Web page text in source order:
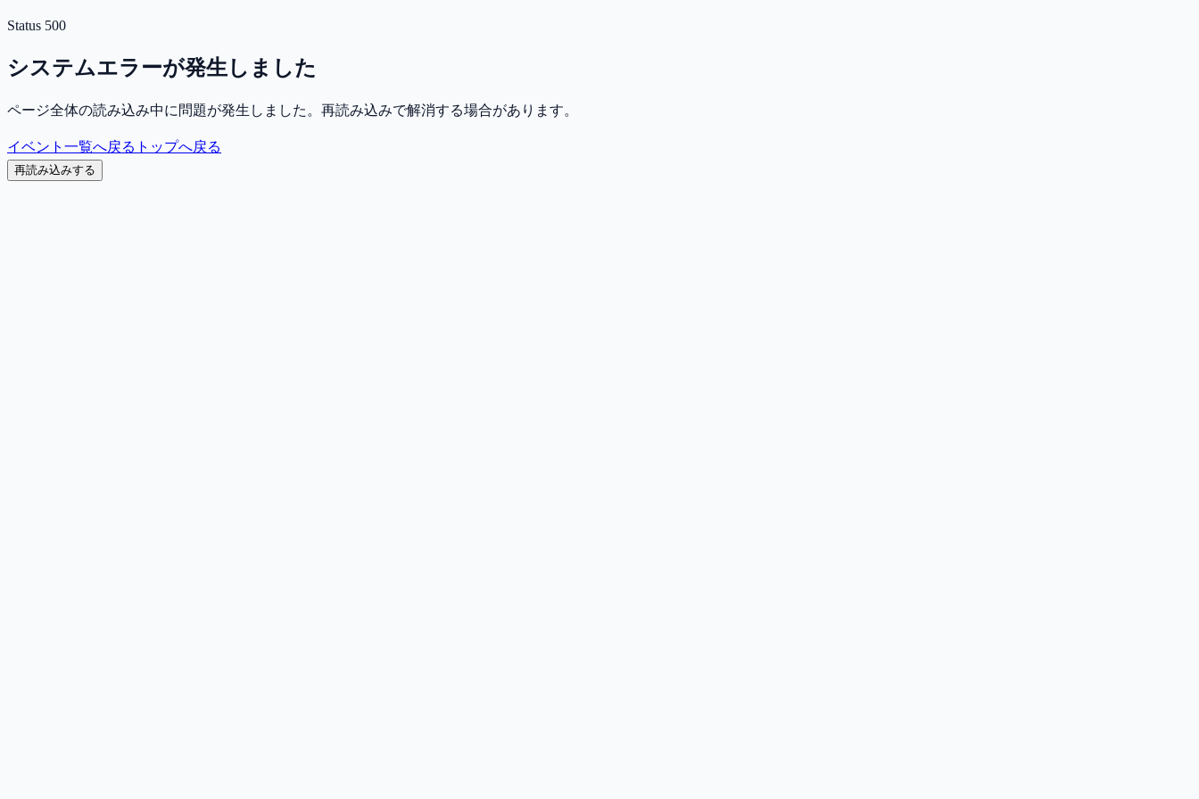
Status 500
システムエラーが発生しました
ページ全体の読み込み中に問題が発生しました。再読み込みで解消する場合があります。
イベント一覧へ戻る トップへ戻る
再読み込みする